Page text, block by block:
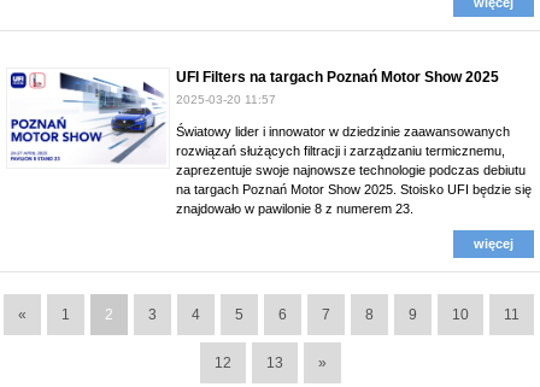
UFI Filters na targach Poznań Motor Show 2025
2025-03-20 11:57
Światowy lider i innowator w dziedzinie zaawansowanych
rozwiązań służących filtracji i zarządzaniu termicznemu,
zaprezentuje swoje najnowsze technologie podczas debiutu
na targach Poznań Motor Show 2025. Stoisko UFI będzie się
znajdowało w pawilonie 8 z numerem 23.
więcej
« 1 2 3 4 5 6 7 8 9 10 11
12 13 »